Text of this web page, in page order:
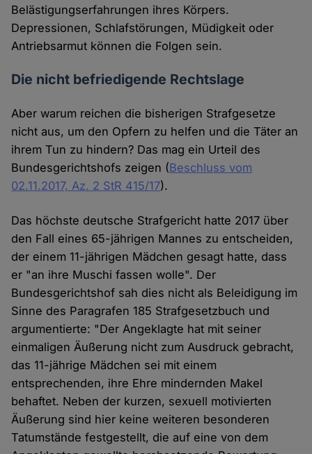
Belästigungserfahrungen ihres Körpers.
Depressionen, Schlafstörungen, Müdigkeit oder
Antriebsarmut können die Folgen sein.
Die nicht befriedigende Rechtslage
Aber warum reichen die bisherigen Strafgesetze
nicht aus, um den Opfern zu helfen und die Täter an
ihrem Tun zu hindern? Das mag ein Urteil des
Bundesgerichtshofs zeigen (Beschluss vom
02.11.2017, Az. 2 StR 415/17).
Das höchste deutsche Strafgericht hatte 2017 über
den Fall eines 65-jährigen Mannes zu entscheiden,
der einem 11-jährigen Mädchen gesagt hatte, dass
er "an ihre Muschi fassen wolle". Der
Bundesgerichtshof sah dies nicht als Beleidigung im
Sinne des Paragrafen 185 Strafgesetzbuch und
argumentierte: "Der Angeklagte hat mit seiner
einmaligen Äußerung nicht zum Ausdruck gebracht,
das 11-jährige Mädchen sei mit einem
entsprechenden, ihre Ehre mindernden Makel
behaftet. Neben der kurzen, sexuell motivierten
Äußerung sind hier keine weiteren besonderen
Tatumstände festgestellt, die auf eine von dem